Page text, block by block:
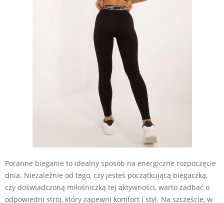
Poranne bieganie to idealny sposób na energiczne rozpoczęcie
dnia. Niezależnie od tego, czy jesteś początkującą biegaczką,
czy doświadczoną miłośniczką tej aktywności, warto zadbać o
odpowiedni strój, który zapewni komfort i styl. Na szczęście, w